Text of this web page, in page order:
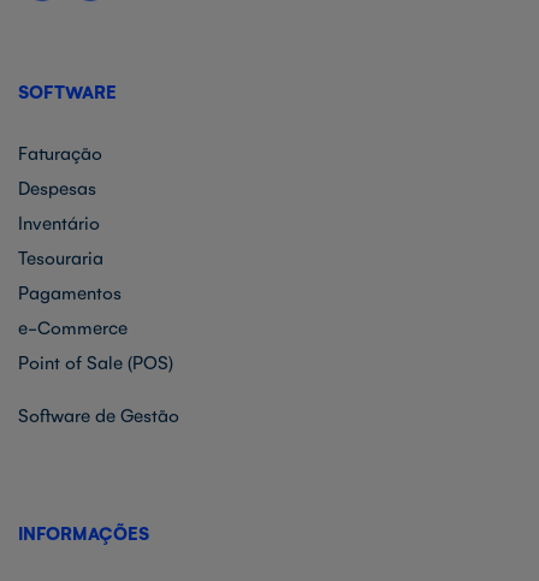
SOFTWARE
Faturação
Despesas
Inventário
Tesouraria
Pagamentos
e-Commerce
Point of Sale (POS)
Software de Gestão
INFORMAÇÕES